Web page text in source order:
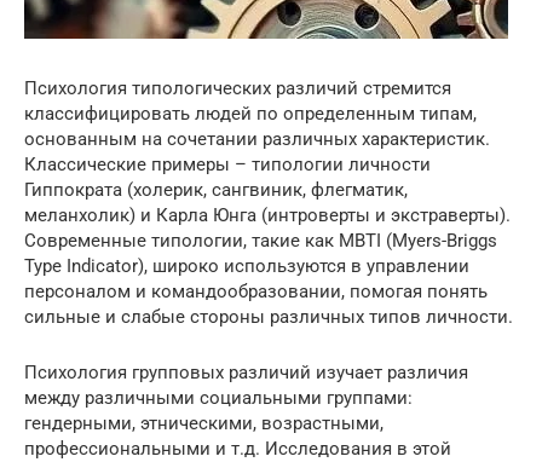
Психология типологических различий стремится
классифицировать людей по определенным типам,
основанным на сочетании различных характеристик.
Классические примеры – типологии личности
Гиппократа (холерик, сангвиник, флегматик,
меланхолик) и Карла Юнга (интроверты и экстраверты).
Современные типологии, такие как MBTI (Myers-Briggs
Type Indicator), широко используются в управлении
персоналом и командообразовании, помогая понять
сильные и слабые стороны различных типов личности.
Психология групповых различий изучает различия
между различными социальными группами:
гендерными, этническими, возрастными,
профессиональными и т.д. Исследования в этой